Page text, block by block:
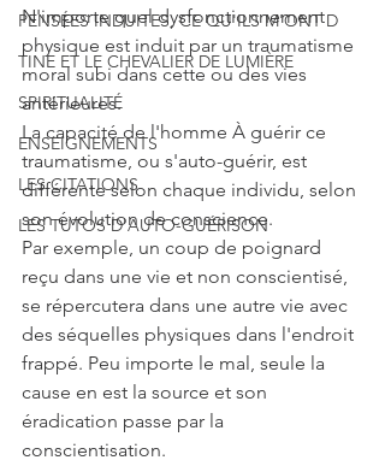
PENSÉES INDUITES, CE QU'ILS M'ONT D
TINE ET LE CHEVALIER DE LUMIÈRE
SPIRITUALITÉ
ENSEIGNEMENTS
LES CITATIONS
LES TUTOS D'AUTO-GUÉRISON
N'importe quel dysfonctionnement
physique est induit par un traumatisme
moral subi dans cette ou des vies
antérieures.
La capacité de l'homme À guérir ce
traumatisme, ou s'auto-guérir, est
différente selon chaque individu, selon
son évolution de conscience.
Par exemple, un coup de poignard
reçu dans une vie et non conscientisé,
se répercutera dans une autre vie avec
des séquelles physiques dans l'endroit
frappé. Peu importe le mal, seule la
cause en est la source et son
éradication passe par la
conscientisation.